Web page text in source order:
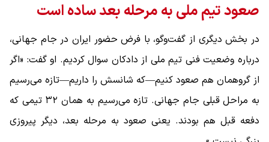
صعود تیم ملی به مرحله بعد ساده است
در بخش دیگری از گفت‌وگو، با فرض حضور ایران در جام جهانی،
درباره وضعیت فنی تیم ملی از دادکان سوال کردیم. او گفت: «اگر
از گروهمان هم صعود کنیم—که شانسش را داریم—تازه می‌رسیم
به مراحل قبلی جام جهانی. تازه می‌رسیم به همان ۳۲ تیمی که
دفعه قبل هم بودند. یعنی صعود به مرحله بعد، دیگر پیروزی